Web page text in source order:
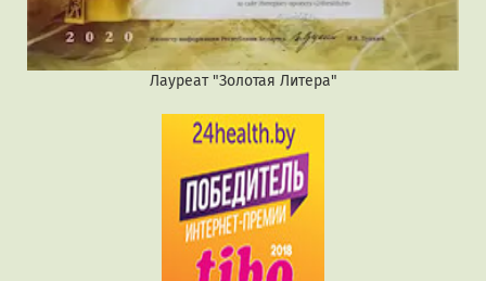
Лауреат "Золотая Литера"